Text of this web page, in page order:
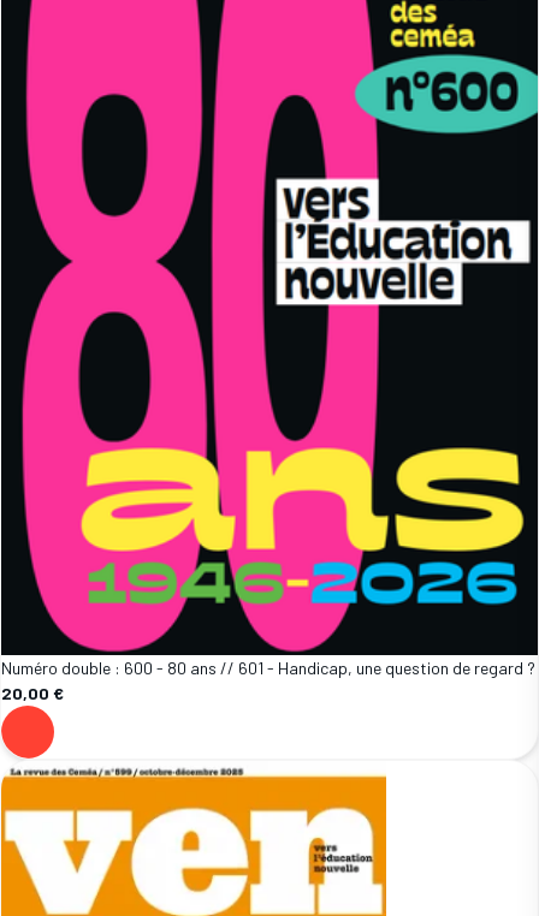
Numéro double : 600 - 80 ans // 601 - Handicap, une question de regard ?
20,00 €